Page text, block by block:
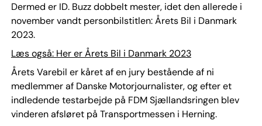
Dermed er ID. Buzz dobbelt mester, idet den allerede i
november vandt personbilstitlen: Årets Bil i Danmark
2023.
Læs også: Her er Årets Bil i Danmark 2023
Årets Varebil er kåret af en jury bestående af ni
medlemmer af Danske Motorjournalister, og efter et
indledende testarbejde på FDM Sjællandsringen blev
vinderen afsløret på Transportmessen i Herning.